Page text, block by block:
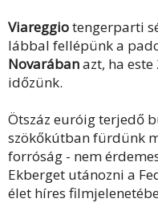
Viareggiotengerparti
lábbal fellépünk a
Novarábanazt, ha
időzünk.
Ötszáz euróig terjedő
szökőkútban fürdünk
forróság - nem
Ekberget utánozni a
élet híres